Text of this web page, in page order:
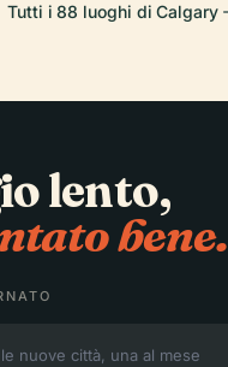
Tutti i 88 luoghi di Calgary
lento,
bene.